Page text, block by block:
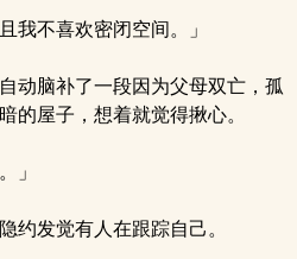
我不喜欢密闭空间。」
动脑补了一段因为父母双亡，孤
的屋子，想着就觉得揪心。
」
约发觉有人在跟踪自己。